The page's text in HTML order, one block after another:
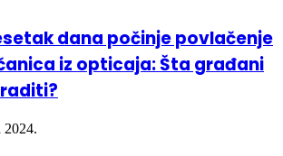
dana počinje povlačenje
iz opticaja: Šta građani
2024.